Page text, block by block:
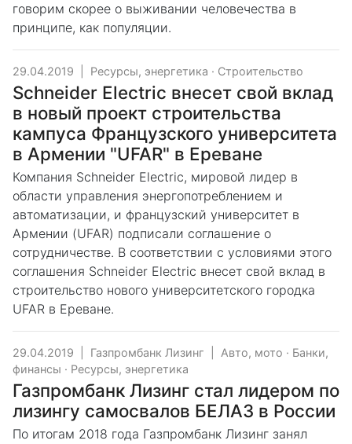
говорим скорее о выживании человечества в
принципе, как популяции.
29.04.2019 Ресурсы, энергетика · Строительство
Schneider Electric внесет свой вклад
в новый проект строительства
кампуса Французского университета
в Армении "UFAR" в Ереване
Компания Schneider Electric, мировой лидер в
области управления энергопотреблением и
автоматизации, и французский университет в
Армении (UFAR) подписали соглашение о
сотрудничестве. В соответствии с условиями этого
соглашения Schneider Electric внесет свой вклад в
строительство нового университетского городка
UFAR в Ереване.
29.04.2019 Газпромбанк Лизинг Авто, мото · Банки,
финансы · Ресурсы, энергетика
Газпромбанк Лизинг стал лидером по
лизингу самосвалов БЕЛАЗ в России
По итогам 2018 года Газпромбанк Лизинг занял